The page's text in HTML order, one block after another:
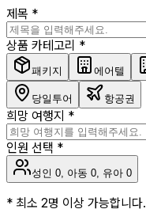
제목 *
상품 카테고리 *
패키지 에어텔
당일투어 항공권
희망 여행지 *
인원 선택 *
성인 0, 아동 0, 유아 0
* 최소 2명 이상 가능합니다.